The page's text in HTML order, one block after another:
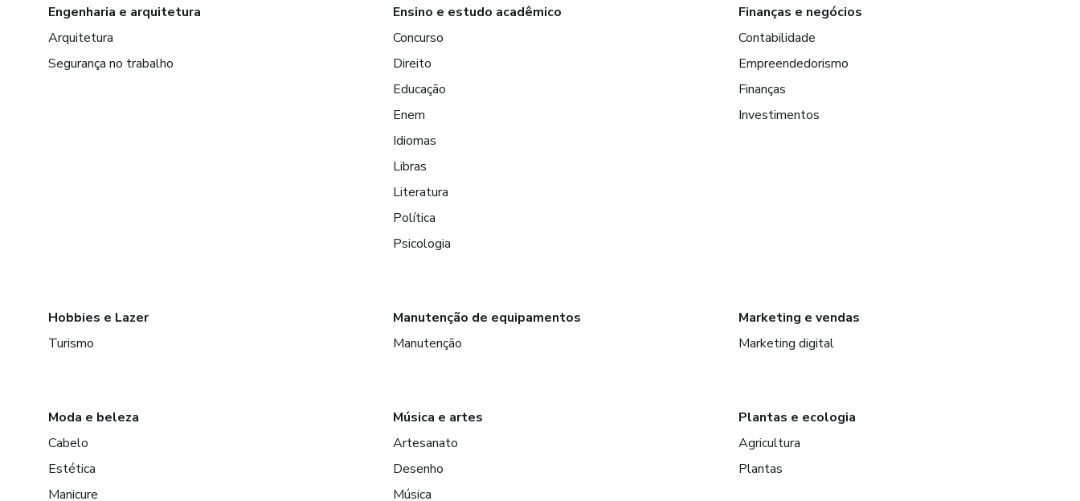
Engenharia e arquitetura
Arquitetura
Segurança no trabalho
Ensino e estudo acadêmico
Concurso
Direito
Educação
Enem
Idiomas
Libras
Literatura
Política
Psicologia
Finanças e negócios
Contabilidade
Empreendedorismo
Finanças
Investimentos
Hobbies e Lazer
Turismo
Manutenção de equipamentos
Manutenção
Marketing e vendas
Marketing digital
Moda e beleza
Cabelo
Estética
Manicure
Música e artes
Artesanato
Desenho
Música
Plantas e ecologia
Agricultura
Plantas